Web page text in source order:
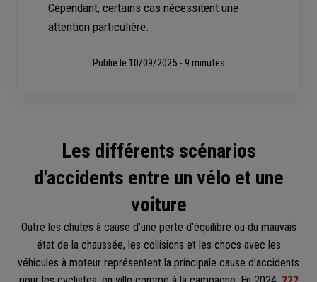
Cependant, certains cas nécessitent une
attention particulière.
Publié le 10/09/2025 - 9 minutes
Les différents scénarios
d'accidents entre un vélo et une
voiture
Outre les chutes à cause d’une perte d’équilibre ou du mauvais
état de la chaussée, les collisions et les chocs avec les
véhicules à moteur représentent la principale cause d'accidents